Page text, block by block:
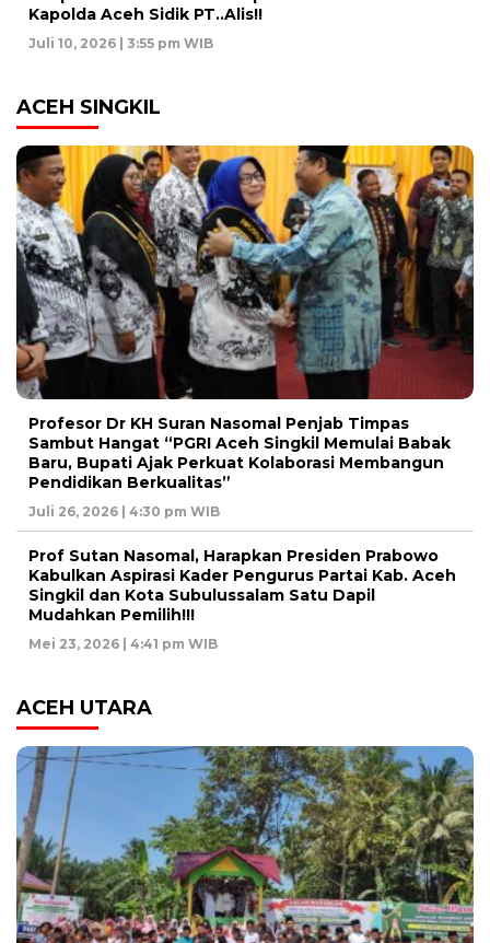
Kapolda Aceh Sidik PT..Alis!!
Juli 10, 2026 | 3:55 pm WIB
ACEH SINGKIL
Profesor Dr KH Suran Nasomal Penjab Timpas
Sambut Hangat “PGRI Aceh Singkil Memulai Babak
Baru, Bupati Ajak Perkuat Kolaborasi Membangun
Pendidikan Berkualitas”
Juli 26, 2026 | 4:30 pm WIB
Prof Sutan Nasomal, Harapkan Presiden Prabowo
Kabulkan Aspirasi Kader Pengurus Partai Kab. Aceh
Singkil dan Kota Subulussalam Satu Dapil
Mudahkan Pemilih!!!
Mei 23, 2026 | 4:41 pm WIB
ACEH UTARA